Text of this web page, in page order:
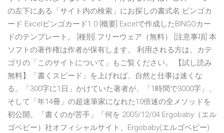
の左下にある「サイト内の検索」にお探しの書式名 ビンゴカ
ード Excelビンゴカード1.0 [概要] Excelで作成したBINGOカー
ドのテンプレート。 [種別] フリーウェア（無料） [注意事項] 本
ソフトの著作権は作者が保有します。 利用される方は、カテ
ゴリの「このサイトについて」もご覧ください。 【試し読み
無料】「書くスピード」を上げれば、自然と仕事は速くな
る。「300字に1日」かけていた著者が、「1時間で3000字」、
そして「年14冊」の超速筆家になれた10倍速の全メソッドを
初公開。「書くのが苦手」「何を 2005/12/04 Ergobaby（エル
ゴベビー）社オフィシャルサイト、Ergobaby(エルゴベビー)